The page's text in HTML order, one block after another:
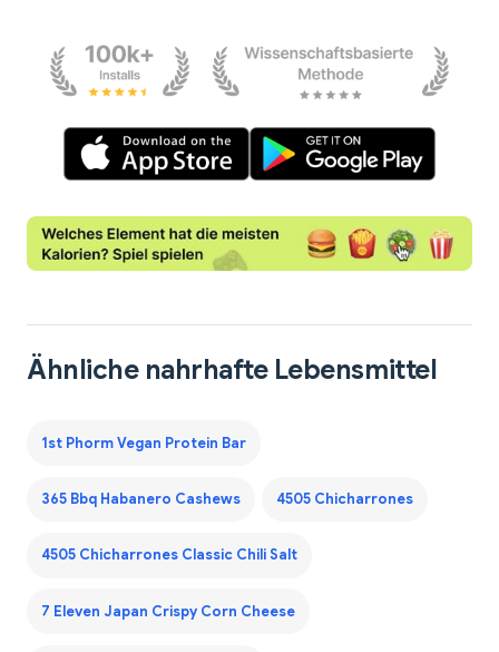
Ähnliche nahrhafte Lebensmittel
1st Phorm Vegan Protein Bar
365 Bbq Habanero Cashews 4505 Chicharrones
4505 Chicharrones Classic Chili Salt
7 Eleven Japan Crispy Corn Cheese